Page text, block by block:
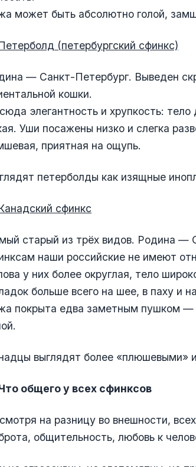
может быть абсолютно голой,
(петербургский сфинкс)
— Санкт-Петербург. Выведен
кошки.
элегантность и хрупкость:
Уши посажены низко и слегка
приятная на ощупь.
петерболды как изящные
сфинкс
старый из трёх видов. Родина —
наши российские не имеют
у них более округлая, тело
больше всего на шее, в паху и
покрыта едва заметным пушком —
выглядят более «плюшевыми»
общего у всех сфинксов
на разницу во внешности,
общительность, любовь к